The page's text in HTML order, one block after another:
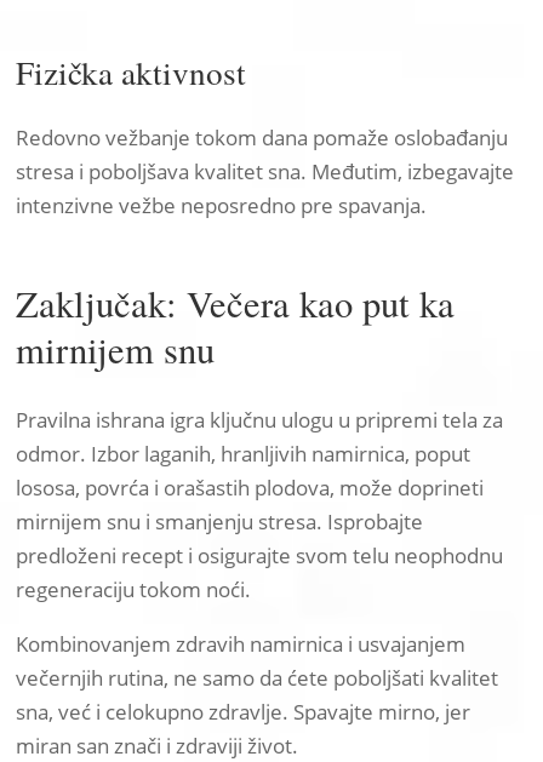
Fizička aktivnost
Redovno vežbanje tokom dana pomaže oslobađanju
stresa i poboljšava kvalitet sna. Međutim, izbegavajte
intenzivne vežbe neposredno pre spavanja.
Zaključak: Večera kao put ka
mirnijem snu
Pravilna ishrana igra ključnu ulogu u pripremi tela za
odmor. Izbor laganih, hranljivih namirnica, poput
lososa, povrća i orašastih plodova, može doprineti
mirnijem snu i smanjenju stresa. Isprobajte
predloženi recept i osigurajte svom telu neophodnu
regeneraciju tokom noći.
Kombinovanjem zdravih namirnica i usvajanjem
večernjih rutina, ne samo da ćete poboljšati kvalitet
sna, već i celokupno zdravlje. Spavajte mirno, jer
miran san znači i zdraviji život.